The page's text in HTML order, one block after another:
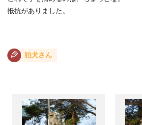
抵抗がありました。
狛犬さん